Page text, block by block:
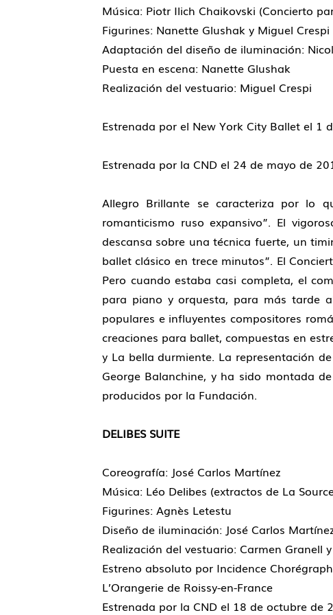
Música: Piotr Ilich Chaikovski (Concierto
Figurines: Nanette Glushak y Miguel Crespi
Adaptación del diseño de iluminación:
Puesta en escena: Nanette Glushak
Realización del vestuario: Miguel Crespi
Estrenada por el New York City Ballet el 1
Estrenada por la CND el 24 de mayo de
Allegro Brillante se caracteriza por lo
romanticismo ruso expansivo”. El
descansa sobre una técnica fuerte, un
ballet clásico en trece minutos”. El
Pero cuando estaba casi completa, el
para piano y orquesta, para más tarde
populares e influyentes compositores
creaciones para ballet, compuestas en
y La bella durmiente. La representación
George Balanchine, y ha sido montada
producidos por la Fundación.
DELIBES SUITE
Coreografía: José Carlos Martínez
Música: Léo Delibes (extractos de La
Figurines: Agnès Letestu
Diseño de iluminación: José Carlos
Realización del vestuario: Carmen Granell
Estreno absoluto por Incidence
L’Orangerie de Roissy-en-France
Estrenada por la CND el 18 de octubre de